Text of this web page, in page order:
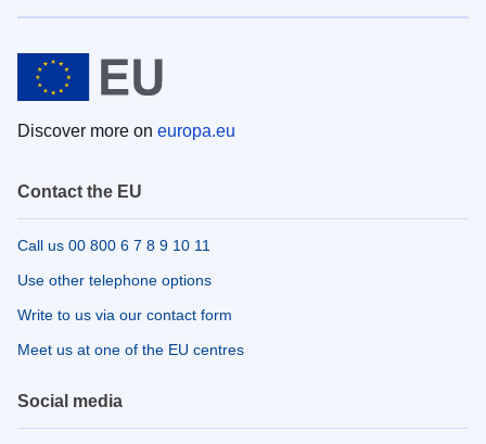
Discover more on europa.eu
Contact the EU
Call us 00 800 6 7 8 9 10 11
Use other telephone options
Write to us via our contact form
Meet us at one of the EU centres
Social media